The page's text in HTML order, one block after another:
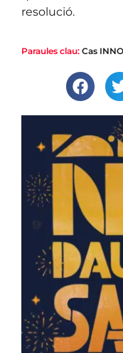
resolució.
Paraules clau: Cas